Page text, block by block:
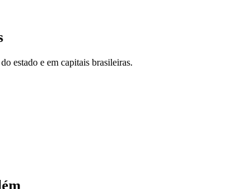
estado e em capitais brasileiras.